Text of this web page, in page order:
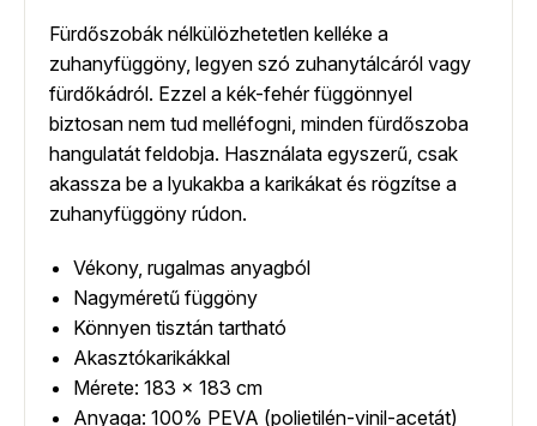
Fürdőszobák nélkülözhetetlen kelléke a
zuhanyfüggöny, legyen szó zuhanytálcáról vagy
fürdőkádról. Ezzel a kék-fehér függönnyel
biztosan nem tud melléfogni, minden fürdőszoba
hangulatát feldobja. Használata egyszerű, csak
akassza be a lyukakba a karikákat és rögzítse a
zuhanyfüggöny rúdon.
Vékony, rugalmas anyagból
Nagyméretű függöny
Könnyen tisztán tartható
Akasztókarikákkal
Mérete: 183 x 183 cm
Anyaga: 100% PEVA (polietilén-vinil-acetát)